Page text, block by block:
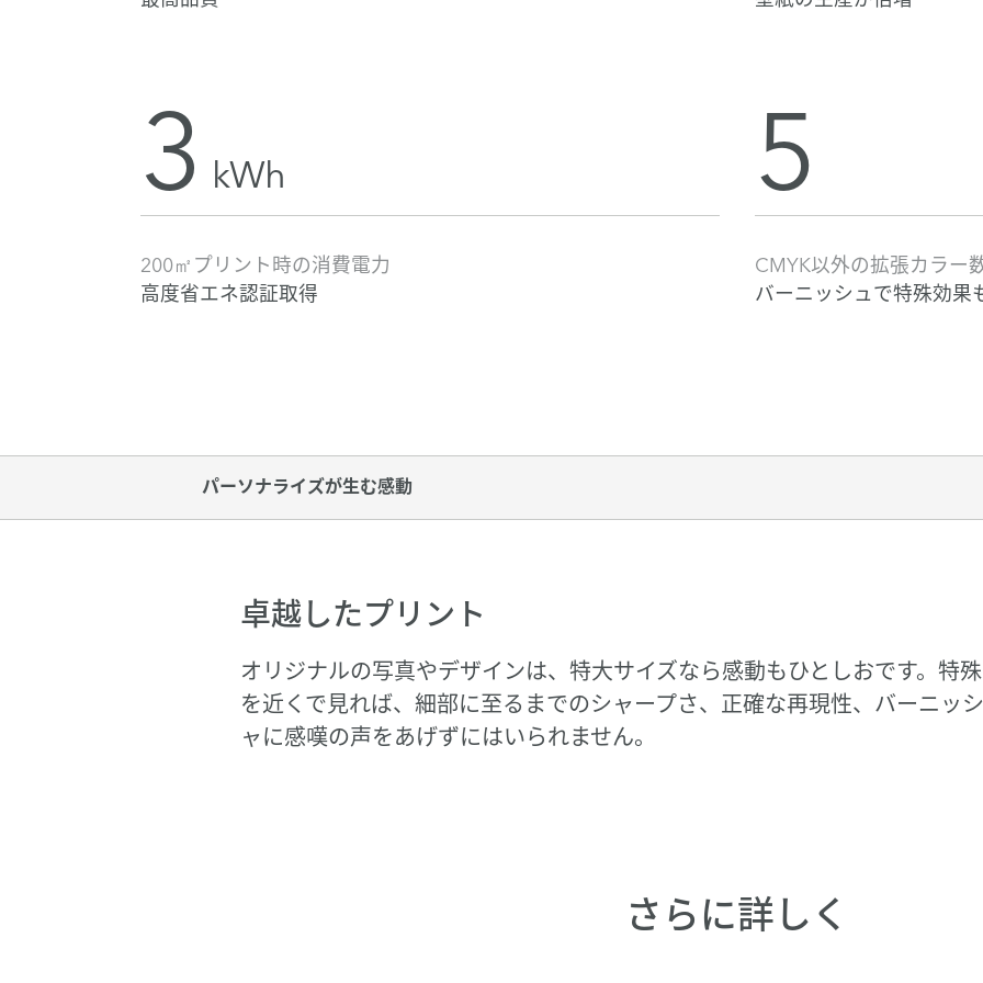
3 kWh
200㎡プリント時の消費電力
高度省エネ認証取得
5
CMYK以外の拡張カラー
バーニッシュで特殊効果
パーソナライズが生む感動
卓越したプリント
オリジナルの写真やデザインは、特大サイズなら感動もひとしおです。特
を近くで見れば、細部に至るまでのシャープさ、正確な再現性、バーニッ
ャに感嘆の声をあげずにはいられません。
さらに詳しく